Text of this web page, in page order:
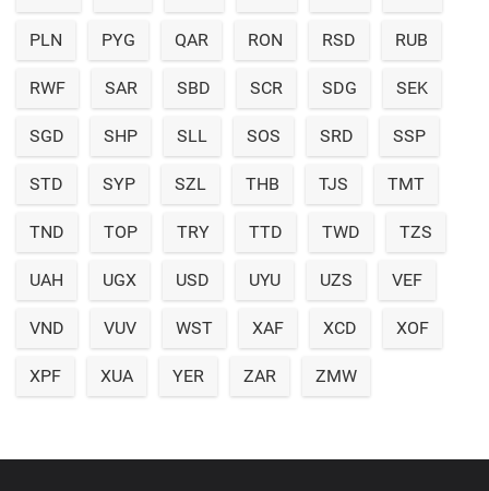
PLN PYG QAR RON RSD RUB
RWF SAR SBD SCR SDG SEK
SGD SHP SLL SOS SRD SSP
STD SYP SZL THB TJS TMT
TND TOP TRY TTD TWD TZS
UAH UGX USD UYU UZS VEF
VND VUV WST XAF XCD XOF
XPF XUA YER ZAR ZMW